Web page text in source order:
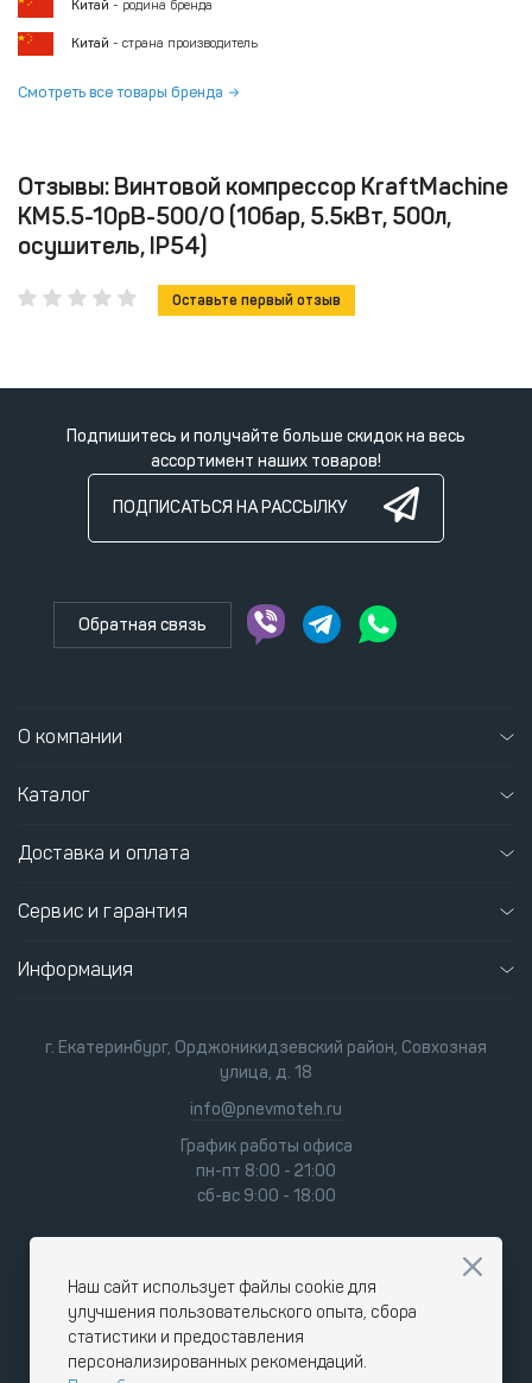
Китай - родина бренда
Китай - страна производитель
Смотреть все товары бренда
Отзывы: Винтовой компрессор KraftMachine
КМ5.5-10рВ-500/О (10бар, 5.5кВт, 500л,
осушитель, IP54)
Оставьте первый отзыв
Подпишитесь и получайте больше скидок на весь
ассортимент наших товаров!
ПОДПИСАТЬСЯ НА РАССЫЛКУ
Обратная связь
О компании
Каталог
Доставка и оплата
Сервис и гарантия
Информация
г. Екатеринбург, Орджоникидзевский район, Совхозная
улица, д. 18
info@pnevmoteh.ru
График работы офиса
пн-пт 8:00 - 21:00
сб-вс 9:00 - 18:00
Наш сайт использует файлы cookie для
улучшения пользовательского опыта, сбора
статистики и предоставления
персонализированных рекомендаций.